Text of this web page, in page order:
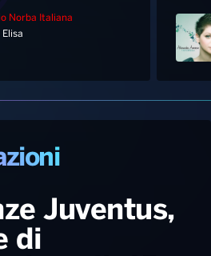
Dance
Spettacolo
TV
Norba Italiana
Juventus,
di